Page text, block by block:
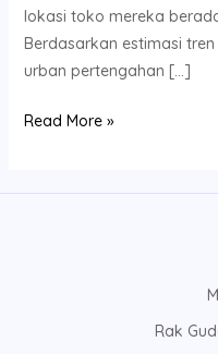
lokasi toko mereka
Berdasarkan estimasi
urban pertengahan […]
Read More »
Rak